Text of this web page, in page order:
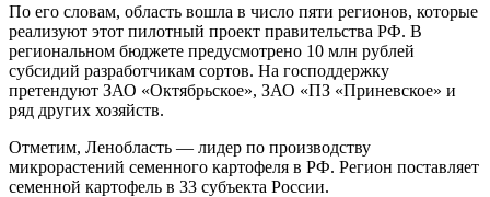
По его словам, область вошла в число пяти регионов, которые
реализуют этот пилотный проект правительства РФ. В
региональном бюджете предусмотрено 10 млн рублей
субсидий разработчикам сортов. На господдержку
претендуют ЗАО «Октябрьское», ЗАО «ПЗ «Приневское» и
ряд других хозяйств.
Отметим, Ленобласть — лидер по производству
микрорастений семенного картофеля в РФ. Регион поставляет
семенной картофель в 33 субъекта России.